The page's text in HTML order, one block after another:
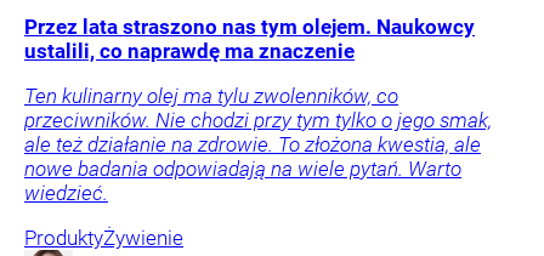
Przez lata straszono nas tym olejem. Naukowcy
ustalili, co naprawdę ma znaczenie
Ten kulinarny olej ma tylu zwolenników, co
przeciwników. Nie chodzi przy tym tylko o jego smak,
ale też działanie na zdrowie. To złożona kwestia, ale
nowe badania odpowiadają na wiele pytań. Warto
wiedzieć.
ProduktyŻywienie